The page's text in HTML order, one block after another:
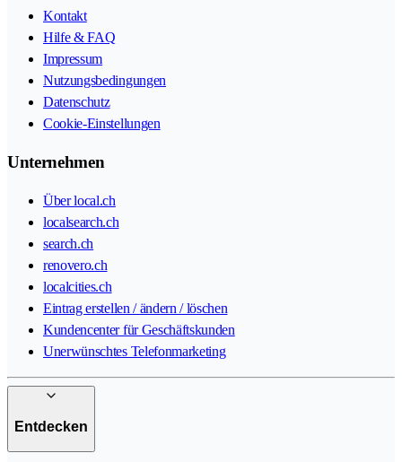
Kontakt
Hilfe & FAQ
Impressum
Nutzungsbedingungen
Datenschutz
Cookie-Einstellungen
Unternehmen
Über local.ch
localsearch.ch
search.ch
renovero.ch
localcities.ch
Eintrag erstellen / ändern / löschen
Kundencenter für Geschäftskunden
Unerwünschtes Telefonmarketing
Entdecken